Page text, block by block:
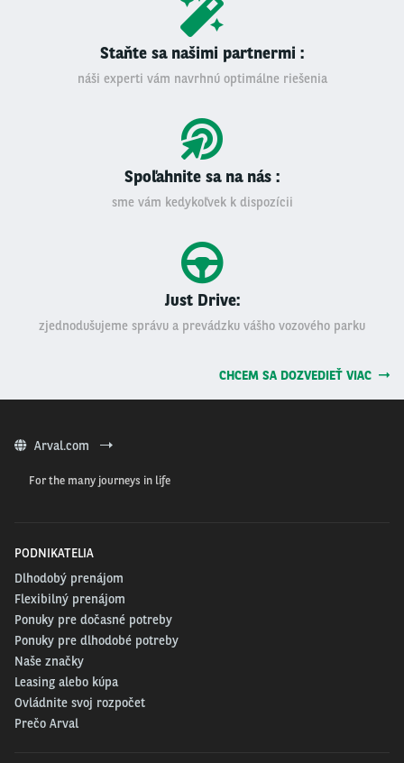
Staňte sa našimi partnermi :
náši experti vám navrhnú optimálne riešenia
Spoľahnite sa na nás :
sme vám kedykoľvek k dispozícii
Just Drive:
zjednodušujeme správu a prevádzku vášho vozového parku
CHCEM SA DOZVEDIEŤ VIAC
Arval.com
For the many journeys in life
PODNIKATELIA
Dlhodobý prenájom
Flexibilný prenájom
Ponuky pre dočasné potreby
Ponuky pre dlhodobé potreby
Naše značky
Leasing alebo kúpa
Ovládnite svoj rozpočet
Prečo Arval